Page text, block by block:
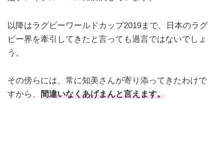
以降はラグビーワールドカップ2019まで、日本のラグ
ビー界を牽引してきたと言っても過言ではないでしょ
う。
その傍らには、常に知美さんが寄り添ってきたわけで
すから、 間違いなくあげまんと言えます。